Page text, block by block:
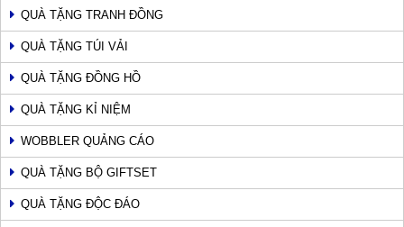
QUÀ TẶNG TRANH ĐỒNG
QUÀ TẶNG TÚI VẢI
QUÀ TẶNG ĐỒNG HỒ
QUÀ TẶNG KỈ NIỆM
WOBBLER QUẢNG CÁO
QUÀ TẶNG BỘ GIFTSET
QUÀ TẶNG ĐỘC ĐÁO